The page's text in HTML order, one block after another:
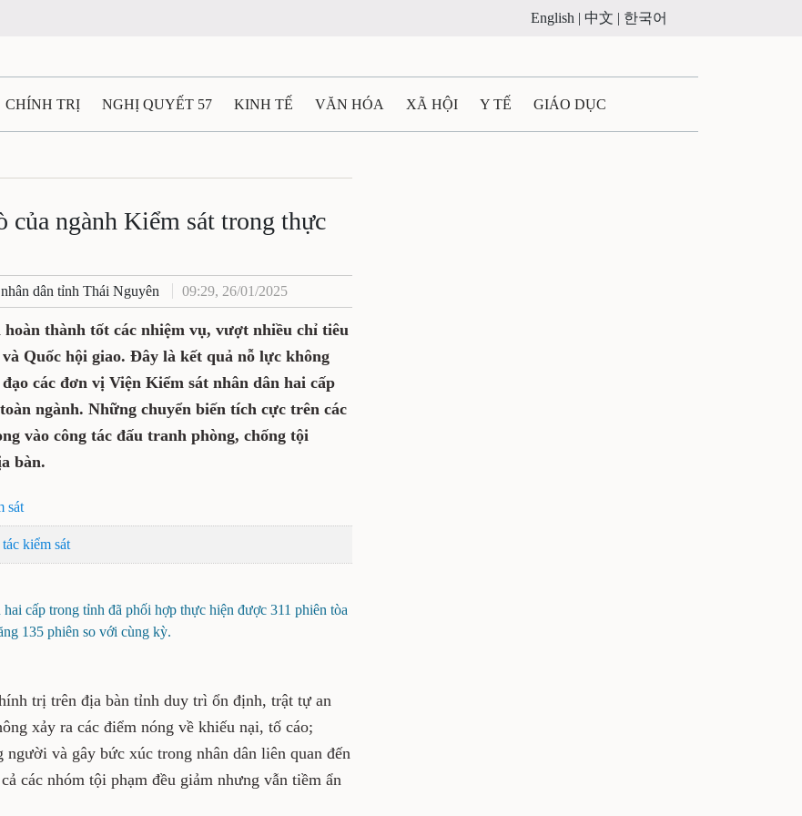
English | 中文 | 한국어
CHÍNH TRỊ NGHỊ QUYẾT 57 KINH TẾ VĂN HÓA XÃ HỘI Y TẾ GIÁO DỤC
NGUYÊN - MÔI TRƯỜNG THỂ THAO THÔNG TIN - QUẢNG CÁO
ngành Kiểm sát trong thực
dân tỉnh Thái Nguyên 09:29, 26/01/2025
thành tốt các nhiệm vụ, vượt nhiều chỉ tiêu
Quốc hội giao. Đây là kết quả nỗ lực không
các đơn vị Viện Kiểm sát nhân dân hai cấp
ngành. Những chuyển biến tích cực trên các
vào công tác đấu tranh phòng, chống tội
bàn.
sát
kiểm sát
cấp trong tỉnh đã phối hợp thực hiện được 311 phiên tòa
135 phiên so với cùng kỳ.
trị trên địa bàn tỉnh duy trì ổn định, trật tự an
xảy ra các điểm nóng về khiếu nại, tố cáo;
và gây bức xúc trong nhân dân liên quan đến
các nhóm tội phạm đều giảm nhưng vẫn tiềm ẩn